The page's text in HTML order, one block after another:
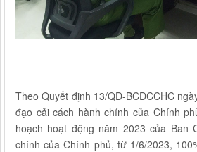
Theo Quyết định 13/QĐ-BCĐCCHC
đạo cải cách hành chính của Chính
hoạch hoạt động năm 2023 của Ban
chính của Chính phủ, từ 1/6/2023,